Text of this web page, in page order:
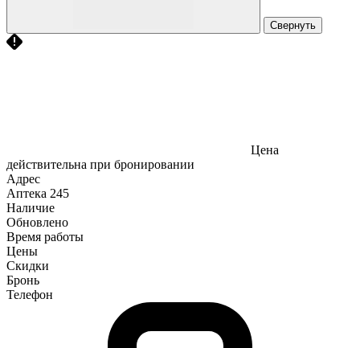
Свернуть
Цена
действительна при бронировании
Адрес
Аптека 245
Наличие
Обновлено
Время работы
Цены
Скидки
Бронь
Телефон